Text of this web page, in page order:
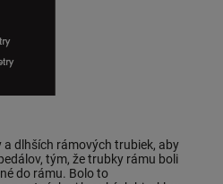
dlhších rámových trubiek, aby
tým, že trubky rámu boli
do rámu. Bolo to